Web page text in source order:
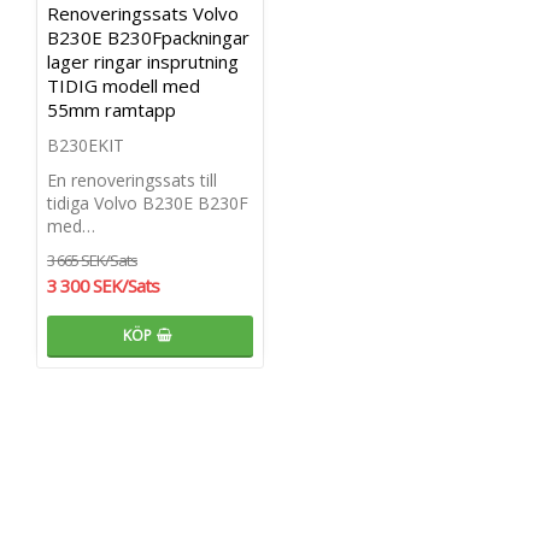
Renoveringssats Volvo
B230E B230Fpackningar
lager ringar insprutning
TIDIG modell med
55mm ramtapp
B230EKIT
En renoveringssats till
tidiga Volvo B230E B230F
med…
3 665 SEK/Sats
3 300 SEK/Sats
KÖP